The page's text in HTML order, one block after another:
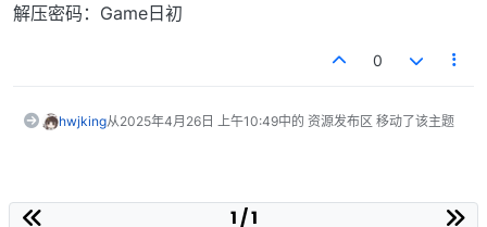
解压密码：Game日初
0
hwjking从2025年4月26日 上午10:49中的 资源发布区 移动了该主题
1 / 1